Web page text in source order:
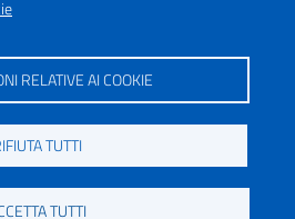
RELATIVE AI COOKIE
TUTTI
TUTTI